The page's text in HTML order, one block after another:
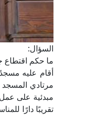
السؤال:
ما حكم اقتطاع
أقام عليه
مرتادي المسجد
مبدئية على
تقريبًا دارًا